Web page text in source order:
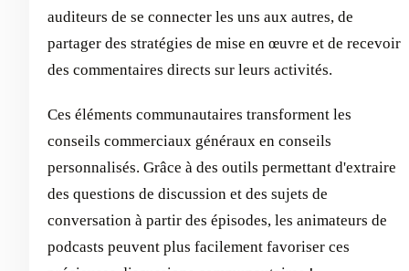
auditeurs de se connecter les uns aux autres, de
partager des stratégies de mise en œuvre et de recevoir
des commentaires directs sur leurs activités.
Ces éléments communautaires transforment les
conseils commerciaux généraux en conseils
personnalisés. Grâce à des outils permettant d'extraire
des questions de discussion et des sujets de
conversation à partir des épisodes, les animateurs de
podcasts peuvent plus facilement favoriser ces